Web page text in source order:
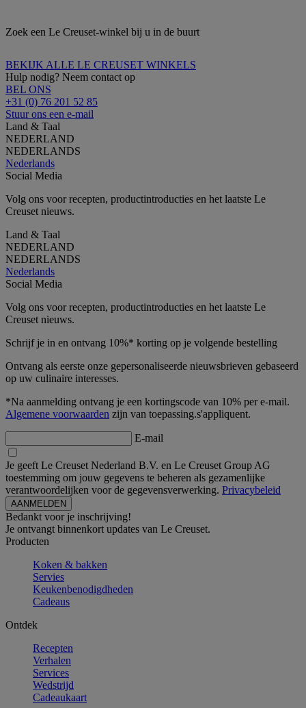
Zoek een Le Creuset-winkel bij u in de buurt
BEKIJK ALLE LE CREUSET WINKELS
Hulp nodig? Neem contact op
BEL ONS
+31 (0) 76 201 52 85
Stuur ons een e-mail
Land & Taal
NEDERLAND
NEDERLANDS
Nederlands
Social Media
Volg ons voor recepten, productintroducties en het laatste Le
Creuset nieuws.
Land & Taal
NEDERLAND
NEDERLANDS
Nederlands
Social Media
Volg ons voor recepten, productintroducties en het laatste Le
Creuset nieuws.
Schrijf je in en ontvang 10%* korting op je volgende bestelling
Ontvang als eerste onze gepersonaliseerde nieuwsbrieven gebaseerd
op uw culinaire interesses.
*Na aanmelding ontvang je een kortingscode van 10% per e-mail.
Algemene voorwaarden zijn van toepassing.s'appliquent.
E-mail
Je geeft Le Creuset Nederland B.V. en Le Creuset Group AG
toestemming om jouw gegevens te beheren als gezamenlijke
verantwoordelijken voor de gegevensverwerking. Privacybeleid
Bedankt voor je inschrijving!
Je ontvangt binnenkort updates van Le Creuset.
Producten
Koken & bakken
Servies
Keukenbenodigdheden
Cadeaus
Ontdek
Recepten
Verhalen
Services
Wedstrijd
Cadeaukaart